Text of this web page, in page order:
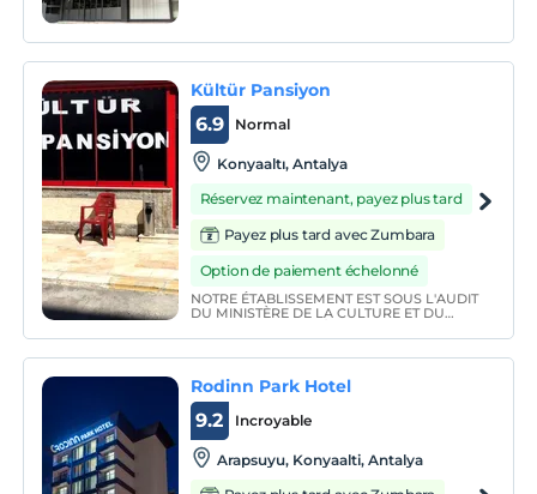
Kültür Pansiyon
Normal
6.9
Konyaaltı, Antalya
Réservez maintenant, payez plus tard
Payez plus tard avec Zumbara
Option de paiement échelonné
NOTRE ÉTABLISSEMENT EST SOUS L'AUDIT
DU MINISTÈRE DE LA CULTURE ET DU
DÉMARRÉ EN 2006 ET A TOUJOURS
MAINTIEN LA SATISFACTION DE LA
Rodinn Park Hotel
Incroyable
9.2
Arapsuyu, Konyaalti, Antalya